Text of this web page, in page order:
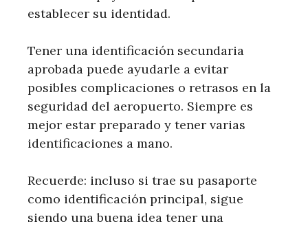
establecer su identidad.
Tener una identificación secundaria
aprobada puede ayudarle a evitar
posibles complicaciones o retrasos en la
seguridad del aeropuerto. Siempre es
mejor estar preparado y tener varias
identificaciones a mano.
Recuerde: incluso si trae su pasaporte
como identificación principal, sigue
siendo una buena idea tener una